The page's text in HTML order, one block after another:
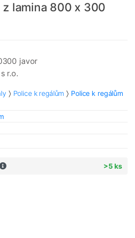
lamina 800 x 300
javor
r.o.
Police k regálům
Police k regálům
>5 ks